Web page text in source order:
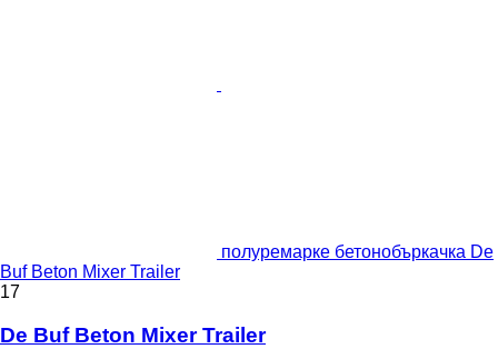
полуремарке бетонобъркачка De
Buf Beton Mixer Trailer
17
De Buf Beton Mixer Trailer